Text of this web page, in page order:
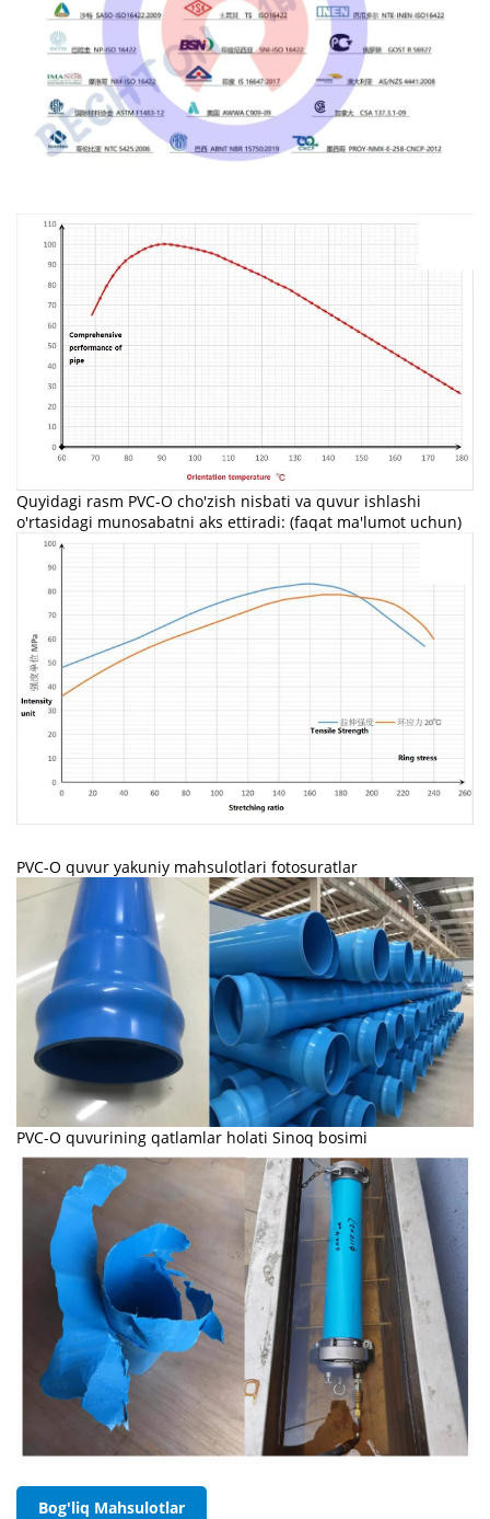
Quyidagi rasm PVC-O cho'zish nisbati va quvur ishlashi
o'rtasidagi munosabatni aks ettiradi: (faqat ma'lumot uchun)
PVC-O quvur yakuniy mahsulotlari fotosuratlar
PVC-O quvurining qatlamlar holati Sinoq bosimi
Bog'liq Mahsulotlar